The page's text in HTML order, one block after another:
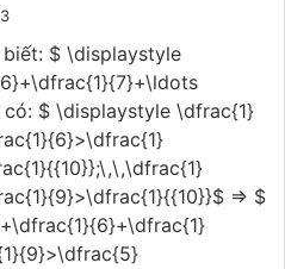
biết: $ \displaystyle
có: $ \displaystyle \dfrac{1}
⇒ $